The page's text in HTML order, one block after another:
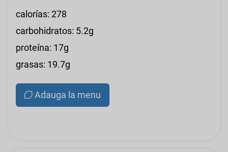
calorías: 278
carbohidratos: 5.2g
proteína: 17g
grasas: 19.7g
Adauga la menu